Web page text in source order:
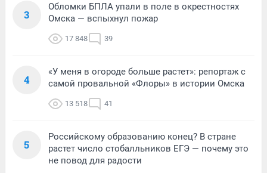
3
Обломки БПЛА упали в поле в окрестностях
Омска — вспыхнул пожар
17 848 39
4
«У меня в огороде больше растет»: репортаж с
самой провальной «Флоры» в истории Омска
13 518 41
5
Российскому образованию конец? В стране
растет число стобалльников ЕГЭ — почему это
не повод для радости